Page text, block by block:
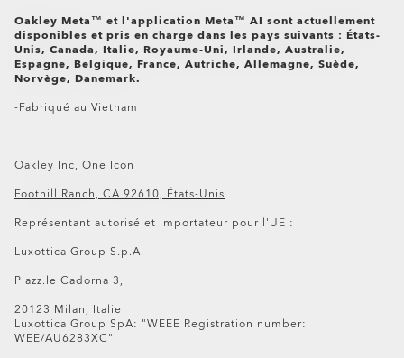
Oakley Meta HSTN Replacement Lens
Oakley Meta™ et l'application Meta™ AI sont actuellement
disponibles et pris en charge dans les pays suivants : États-
Unis, Canada, Italie, Royaume-Uni, Irlande, Australie,
Espagne, Belgique, France, Autriche, Allemagne, Suède,
Norvège, Danemark.
-Fabriqué au Vietnam
Oakley Inc, One Icon
Foothill Ranch, CA 92610, États-Unis
Représentant autorisé et importateur pour l'UE :
Luxottica Group S.p.A.
Piazz.le Cadorna 3,
20123 Milan, Italie
Luxottica Group SpA: "WEEE Registration number:
WEE/AU6283XC"